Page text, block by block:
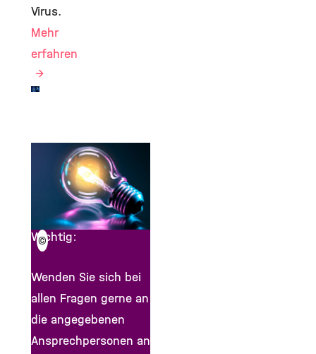
Virus.
Mehr
erfahren
Wichtig:
Wenden Sie sich bei
allen Fragen gerne an
die angegebenen
Ansprechpersonen an
©